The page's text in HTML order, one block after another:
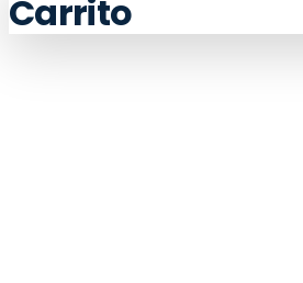
Carrito